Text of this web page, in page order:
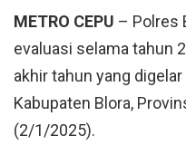
METRO CEPU – Polres
evaluasi selama tahun
akhir tahun yang
Kabupaten Blora,
(2/1/2025).